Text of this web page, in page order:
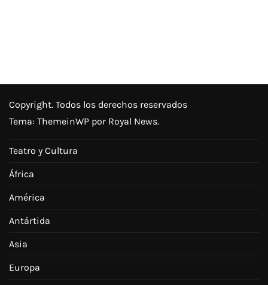
Copyright. Todos los derechos reservados
Tema: ThemeinWP por Royal News.
Teatro y Cultura
África
América
Antártida
Asia
Europa